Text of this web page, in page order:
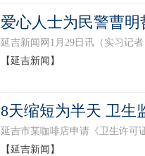
爱心人士为民警曹
延吉新闻网1月29日讯（实习记
【延吉新闻】
8天缩短为半天 卫生
延吉市某咖啡店申请《卫生许可
【延吉新闻】